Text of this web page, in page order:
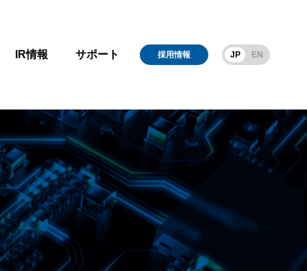
IR情報 サポート 採用情報 JP EN